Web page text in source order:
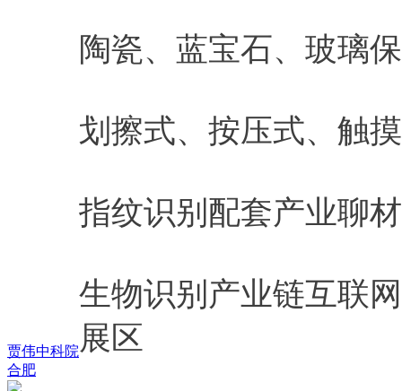
贾伟中科院
合肥
陶瓷、蓝宝石、玻璃
划擦式、按压式、触
指纹识别配套产业聊
生物识别产业链互联
展区